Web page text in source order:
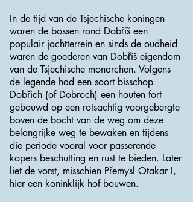
In de tijd van de Tsjechische koningen
waren de bossen rond Dobříš een
populair jachtterrein en sinds de oudheid
waren de goederen van Dobříš eigendom
van de Tsjechische monarchen. Volgens
de legende had een soort bisschop
Dobřich (of Dobroch) een houten fort
gebouwd op een rotsachtig voorgebergte
boven de bocht van de weg om deze
belangrijke weg te bewaken en tijdens
die periode vooral voor passerende
kopers beschutting en rust te bieden. Later
liet de vorst, misschien Přemysl Otakar I,
hier een koninklijk hof bouwen.